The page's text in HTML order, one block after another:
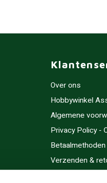
Over ons
Hobbywinkel
Algemene
Privacy Policy -
Betaalmethoden
Verzenden &